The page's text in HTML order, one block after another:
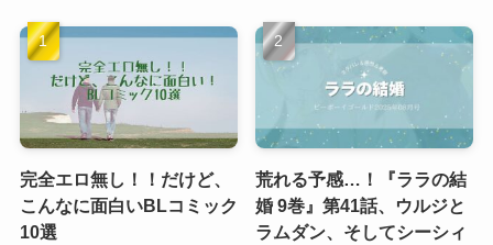
完全エロ無し！！だけど、
こんなに面白いBLコミック
10選
荒れる予感…！『ララの結
婚 9巻』第41話、ウルジと
ラムダン、そしてシーシィ